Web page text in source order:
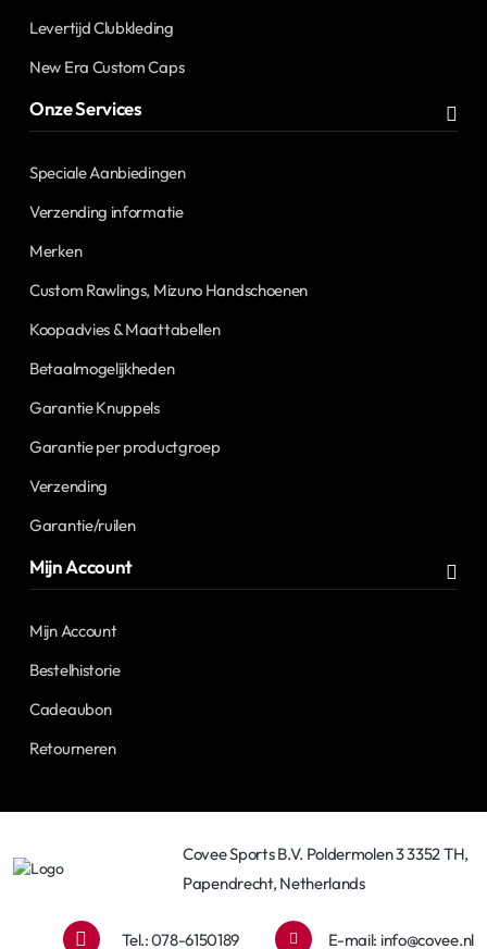
Levertijd Clubkleding
New Era Custom Caps
Onze Services
Speciale Aanbiedingen
Verzending informatie
Merken
Custom Rawlings, Mizuno Handschoenen
Koopadvies & Maattabellen
Betaalmogelijkheden
Garantie Knuppels
Garantie per productgroep
Verzending
Garantie/ruilen
Mijn Account
Mijn Account
Bestelhistorie
Cadeaubon
Retourneren
Covee Sports B.V. Poldermolen 3 3352 TH,
Papendrecht, Netherlands
Tel.: 078-6150189 E-mail: info@covee.nl